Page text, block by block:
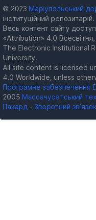
© 2023 Маріупольський
інституційний репозитарій.
Весь контент сайту
«Attribution» 4.0
The Electronic Institutional
University.
All site content is licensed
4.0 Worldwide, unless
Програмне забезпечення
2005 Массачусетський
Пакард - Зворотний зв’язок